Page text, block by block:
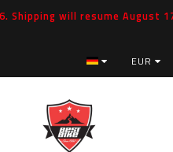
Shipping will resume August
EUR